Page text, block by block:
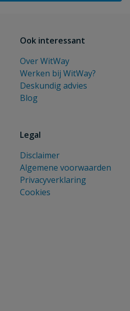
Ook interessant
Over WitWay
Werken bij WitWay?
Deskundig advies
Blog
Legal
Disclaimer
Algemene voorwaarden
Privacyverklaring
Cookies